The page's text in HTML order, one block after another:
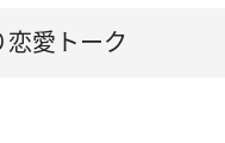
恋愛トーク